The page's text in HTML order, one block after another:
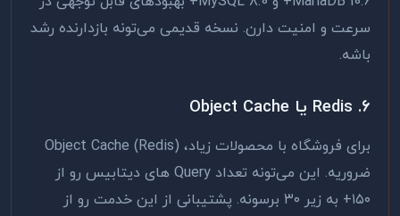
سرعت و امنیت دارن. نسخه قدیمی می‌تونه بازدارنده رشد
باشه.
۶. Redis یا Object Cache
برای فروشگاه با محصولات زیاد، Object Cache (Redis)
ضروریه. این می‌تونه تعداد Query های دیتابیس رو از
۱۵۰+ به زیر ۳۰ برسونه. پشتیبانی از این خدمت رو از